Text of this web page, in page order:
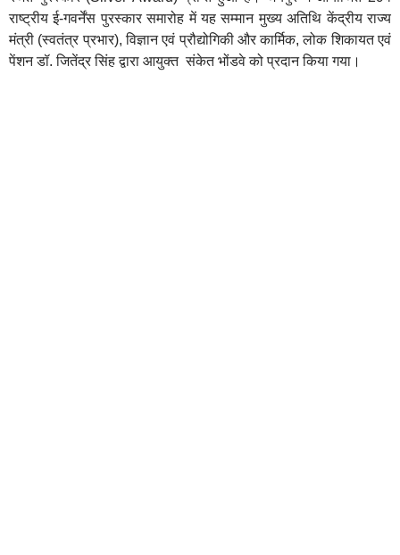
राष्ट्रीय ई-गवर्नेंस पुरस्कार समारोह में यह सम्मान मुख्य अतिथि केंद्रीय राज्य
मंत्री (स्वतंत्र प्रभार), विज्ञान एवं प्रौद्योगिकी और कार्मिक, लोक शिकायत एवं
पेंशन डॉ. जितेंद्र सिंह द्वारा आयुक्त संकेत भोंडवे को प्रदान किया गया।